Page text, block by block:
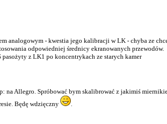
analogowym - kwestia jego kalibracji w LK - chyba ze
odpowiedniej średnicy ekranowanych przewodów.
z LK1 po koncentrykach ze starych kamer
na Allegro. Spróbować bym skalibrować z jakimiś
Będę wdzięczny